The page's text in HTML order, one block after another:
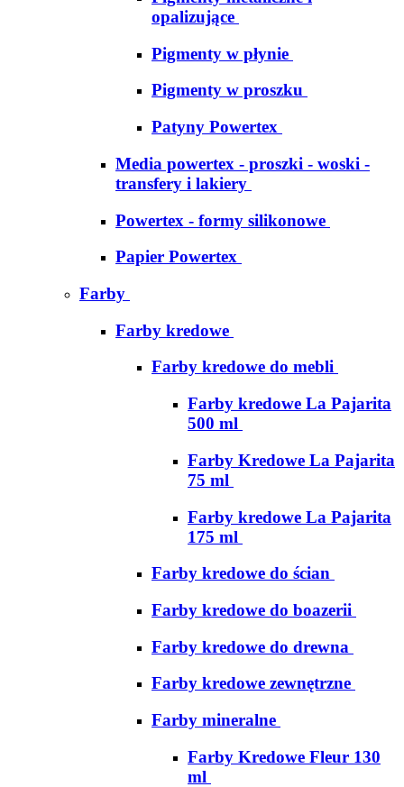
opalizujące
Pigmenty w płynie
Pigmenty w proszku
Patyny Powertex
Media powertex - proszki - woski -
transfery i lakiery
Powertex - formy silikonowe
Papier Powertex
Farby
Farby kredowe
Farby kredowe do mebli
Farby kredowe La Pajarita
500 ml
Farby Kredowe La Pajarita
75 ml
Farby kredowe La Pajarita
175 ml
Farby kredowe do ścian
Farby kredowe do boazerii
Farby kredowe do drewna
Farby kredowe zewnętrzne
Farby mineralne
Farby Kredowe Fleur 130
ml